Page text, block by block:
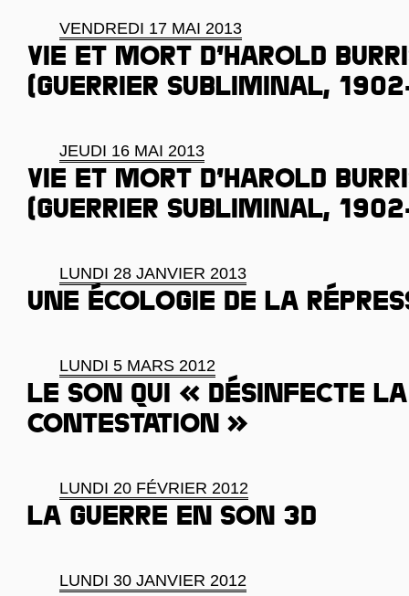
VENDREDI 17 MAI 2013
Vie et mort d’Harold
(guerrier subliminal,
JEUDI 16 MAI 2013
Vie et mort d’Harold
(guerrier subliminal,
LUNDI 28 JANVIER 2013
Une écologie de la
LUNDI 5 MARS 2012
Le son qui « désinfecte la
contestation »
LUNDI 20 FÉVRIER 2012
La guerre en son 3D
LUNDI 30 JANVIER 2012